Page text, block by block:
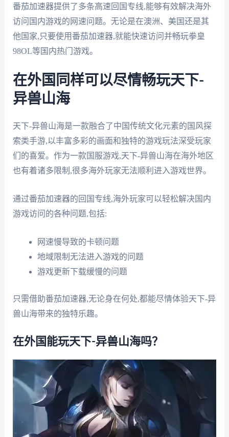
番茄加速器提供了多条高速回国专线,能够有效解决海外
访问国内游戏的网速问题。无论是在澳洲、美国还是其
他国家,只要使用番茄加速器,就能快速访问并畅玩拳皇
98OL等国内热门游戏。
在外国同样可以尽情畅玩天下-
异兽山海
天下-异兽山海是一款融合了中国传统文化元素的国风探
索类手游,以丰富多彩的画面和独特的游戏玩法深受玩家
们的喜爱。作为一款国服游戏,天下-异兽山海在海外地区
也有着诸多限制,很多海外玩家无法顺利进入游戏世界。
通过番茄加速器的回国专线,海外玩家可以轻松解决国内
游戏访问的各种问题,包括:
网速慢导致的卡顿问题
地域限制无法进入游戏的问题
游戏更新下载缓慢的问题
只需借助番茄加速器,无论身在何处,都能尽情体验天下-异
兽山海带来的独特乐趣。
在外国能玩天下-异兽山海吗？